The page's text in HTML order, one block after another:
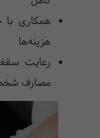
همکاری با
هزینه‌ها
رعایت
مصارف